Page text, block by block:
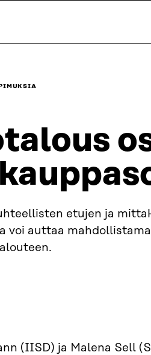
etujen ja
voi auttaa
(IISD) ja Malena Sell